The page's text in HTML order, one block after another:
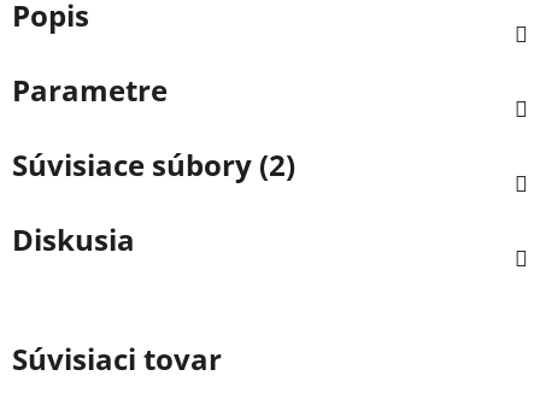
Popis
Parametre
Súvisiace súbory (2)
Diskusia
Súvisiaci tovar